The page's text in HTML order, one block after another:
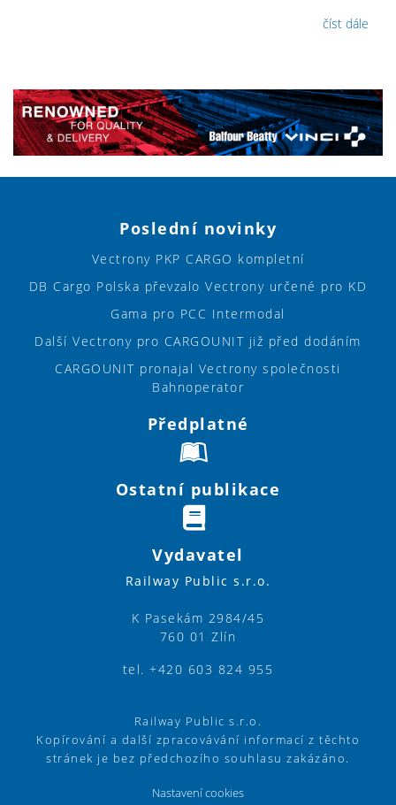
číst dále
Poslední novinky
Vectrony PKP CARGO kompletní
DB Cargo Polska převzalo Vectrony určené pro KD
Gama pro PCC Intermodal
Další Vectrony pro CARGOUNIT již před dodáním
CARGOUNIT pronajal Vectrony společnosti
Bahnoperator
Předplatné
Ostatní publikace
Vydavatel
Railway Public s.r.o.
K Pasekám 2984/45
760 01 Zlín
tel. +420 603 824 955
Railway Public s.r.o.
Kopírování a další zpracovávání informací z těchto
stránek je bez předchozího souhlasu zakázáno.
Nastavení cookies